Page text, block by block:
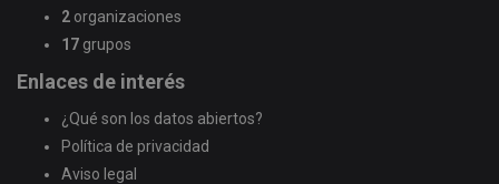
2 organizaciones
17 grupos
Enlaces de interés
¿Qué son los datos abiertos?
Política de privacidad
Aviso legal